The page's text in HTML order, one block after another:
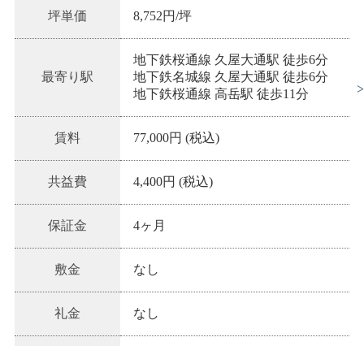
坪単価 8,752円/坪
最寄り駅
地下鉄桜通線 久屋大通駅 徒歩6分
地下鉄名城線 久屋大通駅 徒歩6分
地下鉄桜通線 高岳駅 徒歩11分
賃料 77,000円 (税込)
共益費 4,400円 (税込)
保証金 4ヶ月
敷金 なし
礼金 なし